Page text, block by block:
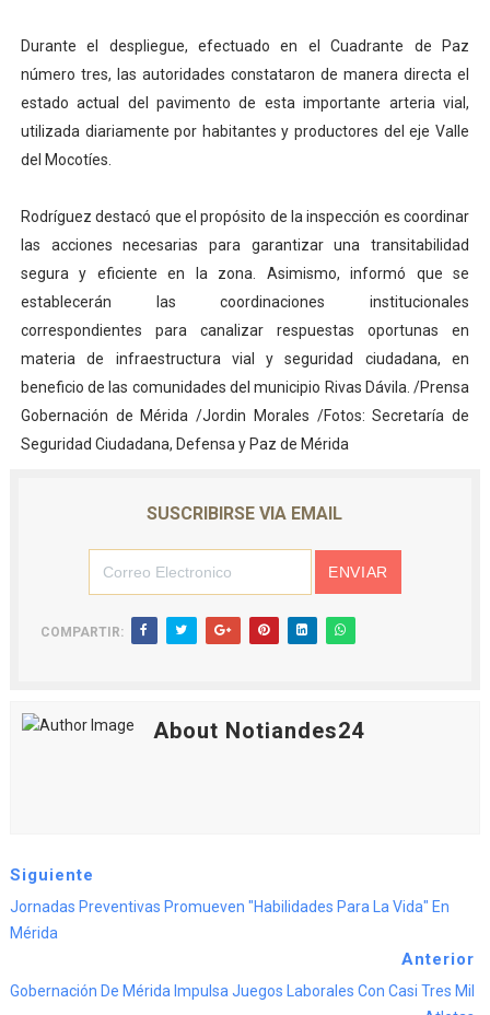
Durante el despliegue, efectuado en el Cuadrante de Paz
número tres, las autoridades constataron de manera directa el
estado actual del pavimento de esta importante arteria vial,
utilizada diariamente por habitantes y productores del eje Valle
del Mocotíes.
Rodríguez destacó que el propósito de la inspección es coordinar
las acciones necesarias para garantizar una transitabilidad
segura y eficiente en la zona. Asimismo, informó que se
establecerán las coordinaciones institucionales
correspondientes para canalizar respuestas oportunas en
materia de infraestructura vial y seguridad ciudadana, en
beneficio de las comunidades del municipio Rivas Dávila. /Prensa
Gobernación de Mérida /Jordin Morales /Fotos: Secretaría de
Seguridad Ciudadana, Defensa y Paz de Mérida
SUSCRIBIRSE VIA EMAIL
COMPARTIR:
About Notiandes24
Siguiente
Jornadas Preventivas Promueven "Habilidades Para La Vida" En
Mérida
Anterior
Gobernación De Mérida Impulsa Juegos Laborales Con Casi Tres Mil